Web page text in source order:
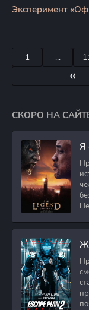
Эксперимент
«
1 ...
СКОРО НА
Я